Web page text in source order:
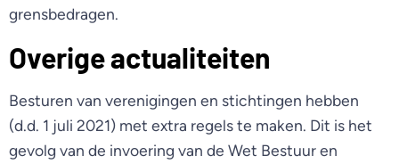
grensbedragen.
Overige actualiteiten
Besturen van verenigingen en stichtingen hebben
(d.d. 1 juli 2021) met extra regels te maken. Dit is het
gevolg van de invoering van de Wet Bestuur en